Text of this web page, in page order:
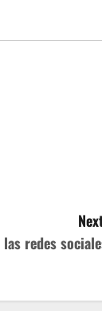
redes